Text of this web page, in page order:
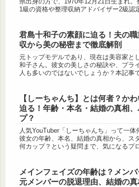
1級の資格や整理収納アドバイザー2級認
君島十和子の素顔に迫る！夫の
収から美の秘密まで徹底解剖
元トップモデルであり、現在は美容家と
和子さん。彼女の美しさの秘訣や、プラ
人も多いのではないでしょうか？本記事
【しーちゃんち】とは何者？か
迫る！年齢・本名・結婚の真相
プ？
人気YouTuber「しーちゃんち」って一
彼女の年齢、本名、結婚の真相から、ス
何カップ？という疑問まで、気になるプ
メインフェイズの年齢は？メン
元メンバーの脱退理由、結婚の